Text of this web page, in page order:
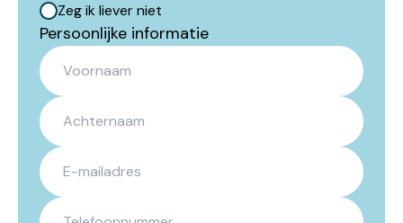
Zeg ik liever niet
Persoonlijke informatie